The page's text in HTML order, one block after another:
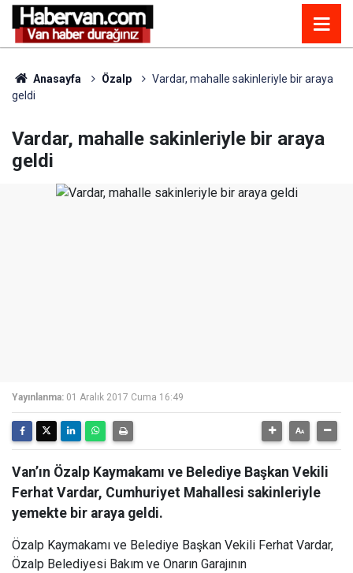
Anasayfa Özalp
Vardar, mahalle sakinleriyle bir araya
geldi
Vardar, mahalle sakinleriyle bir araya
geldi
Yayınlanma: 01 Aralık 2017 Cuma 16:49
Van’ın Özalp Kaymakamı ve Belediye Başkan Vekili
Ferhat Vardar, Cumhuriyet Mahallesi sakinleriyle
yemekte bir araya geldi.
Özalp Kaymakamı ve Belediye Başkan Vekili Ferhat Vardar,
Özalp Belediyesi Bakım ve Onarın Garajının